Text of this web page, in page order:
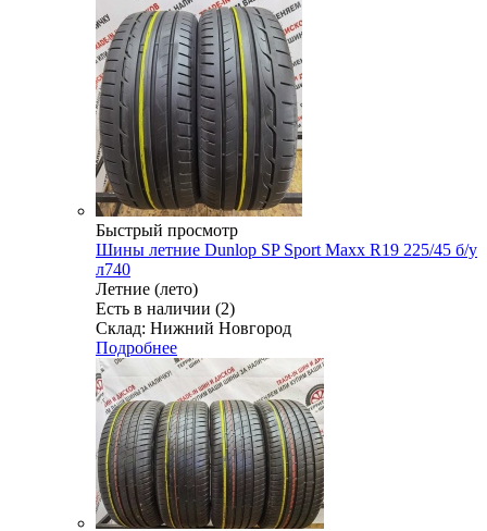
Быстрый просмотр
Шины летние Dunlop SP Sport Maxx R19 225/45 б/у
л740
Летние (лето)
Есть в наличии (2)
Склад: Нижний Новгород
Подробнее